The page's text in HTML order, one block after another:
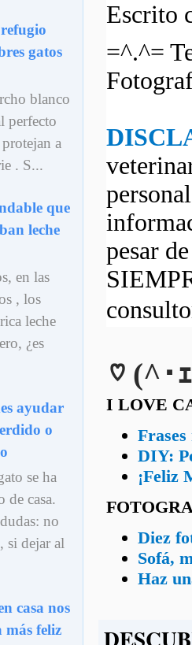
Escrito
=^.^=
pesar
♡ (^･
I LOVE
DIY:
¡Feliz
Diez
Sofá,
Haz
gatos
blanco
perfecto
a
. S...
que
leche
en las
, los
leche
¿es
ayudar
o
se ha
de casa.
no
si dejar al
casa nos
más feliz